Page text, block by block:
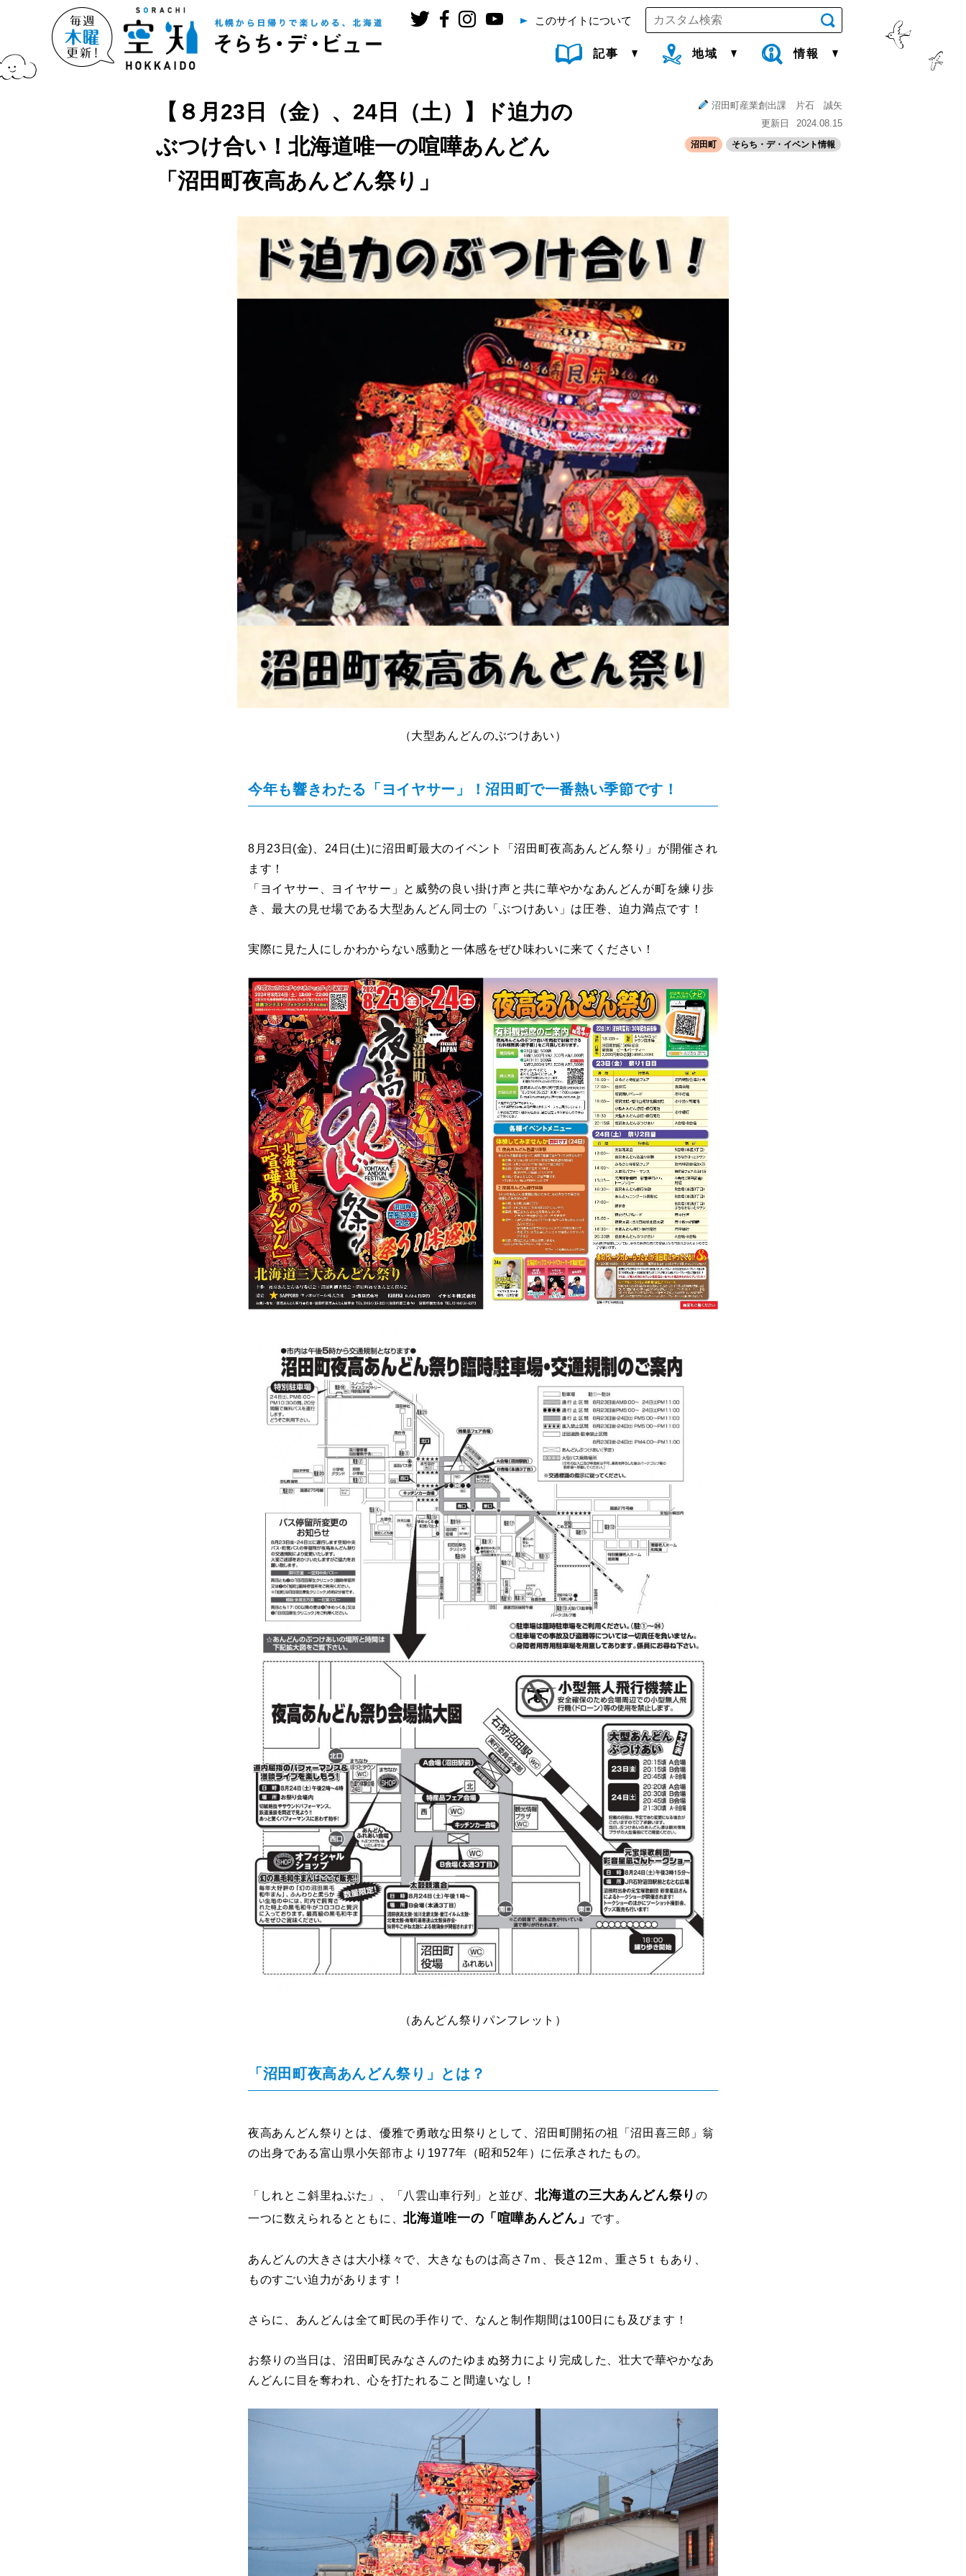
このサイトについて
記事 地域 情報
【８月23日（金）、24日（土）】ド迫力の
ぶつけ合い！北海道唯一の喧嘩あんどん
「沼田町夜高あんどん祭り」
沼田町産業創出課 片石 誠矢
更新日
2024.08.15
沼田町 そらち・デ・イベント情報
（大型あんどんのぶつけあい）
今年も響きわたる「ヨイヤサー」！沼田町で一番熱い季節です！
8月23日(金)、24日(土)に沼田町最大のイベント「沼田町夜高あんどん祭り」が開催され
ます！
「ヨイヤサー、ヨイヤサー」と威勢の良い掛け声と共に華やかなあんどんが町を練り歩
き、最大の見せ場である大型あんどん同士の「ぶつけあい」は圧巻、迫力満点です！
実際に見た人にしかわからない感動と一体感をぜひ味わいに来てください！
（あんどん祭りパンフレット）
「沼田町夜高あんどん祭り」とは？
夜高あんどん祭りとは、優雅で勇敢な田祭りとして、沼田町開拓の祖「沼田喜三郎」翁
の出身である富山県小矢部市より1977年（昭和52年）に伝承されたもの。
「しれとこ斜里ねぷた」、「八雲山車行列」と並び、北海道の三大あんどん祭りの
一つに数えられるとともに、北海道唯一の「喧嘩あんどん」 です。
あんどんの大きさは大小様々で、大きなものは高さ7ｍ、長さ12ｍ、重さ5ｔもあり、
ものすごい迫力があります！
さらに、あんどんは全て町民の手作りで、なんと制作期間は100日にも及びます！
お祭りの当日は、沼田町民みなさんのたゆまぬ努力により完成した、壮大で華やかなあ
んどんに目を奪われ、心を打たれること間違いなし！